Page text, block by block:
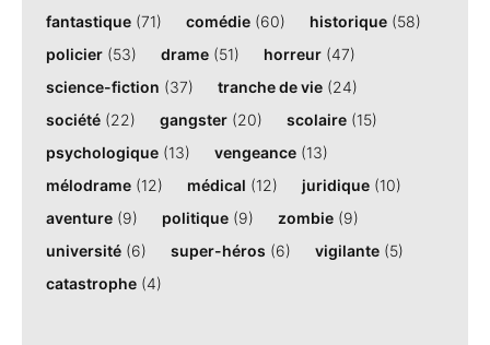
fantastique (71) comédie (60) historique (58)
policier (53) drame (51) horreur (47)
science-fiction (37) tranche de vie (24)
société (22) gangster (20) scolaire (15)
psychologique (13) vengeance (13)
mélodrame (12) médical (12) juridique (10)
aventure (9) politique (9) zombie (9)
université (6) super-héros (6) vigilante (5)
catastrophe (4)